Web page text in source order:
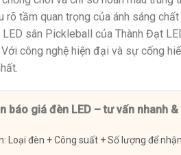
rõ tầm quan trọng của ánh sáng
sân Pickleball của Thành Đạt
công nghệ hiện đại và sự cống
báo giá đèn LED – tư vấn nhanh
Loại đèn + Công suất + Số lượng để